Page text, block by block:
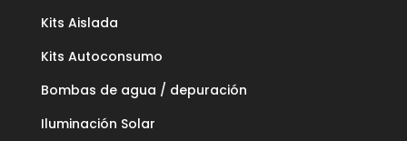
Kits Aislada
Kits Autoconsumo
Bombas de agua / depuración
Iluminación Solar